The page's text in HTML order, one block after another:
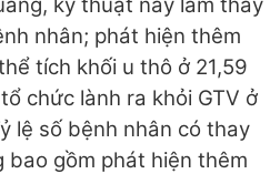
nhân; phát hiện thêm
tích khối u thô ở 21,59
chức lành ra khỏi GTV ở
lệ số bệnh nhân có thay
bao gồm phát hiện thêm